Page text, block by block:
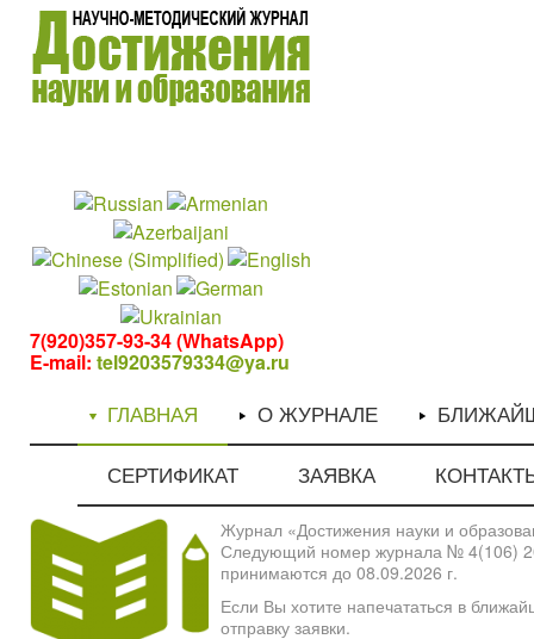
7(920)357-93-34 (WhatsApp)
E-mail: tel9203579334@ya.ru
ГЛАВНАЯ О ЖУРНАЛЕ
СЕРТИФИКАТ ЗАЯВКА
Журнал «Достижения науки и
Следующий номер журнала № 4(106)
принимаются до 08.09.2026 г.
Если Вы хотите напечататься в
отправку заявки.